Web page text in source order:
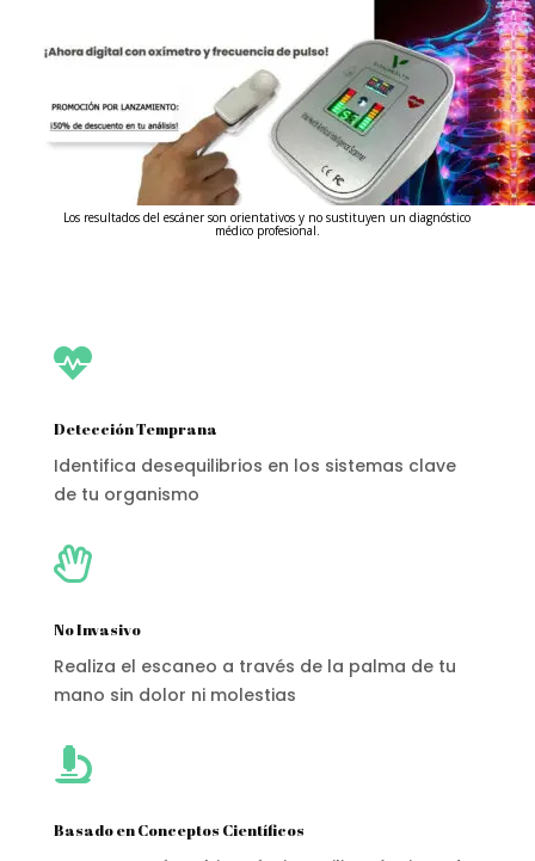
Los resultados del escáner son orientativos y no sustituyen un diagnóstico
médico profesional.

Detección Temprana
Identifica desequilibrios en los sistemas clave
de tu organismo

No Invasivo
Realiza el escaneo a través de la palma de tu
mano sin dolor ni molestias

Basado en Conceptos Científicos